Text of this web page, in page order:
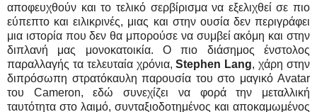
αποφευχθούν και το τελικό σερβίρισμα να εξελιχθεί σε πιο
εύπεπτο και ειλικρινές, μιας και στην ουσία δεν περιγράφει
μια ιστορία που δεν θα μπορούσε να συμβεί ακόμη και στην
διπλανή μας μονοκατοικία. Ο πιο διάσημος ένστολος
παραλλαγής τα τελευταία χρόνια,Stephen Lang, χάρη στην
διπρόσωπη στρατόκαυλη παρουσία του στο μαγικό Avatar
του Cameron, εδώ συνεχίζει να φορά την μεταλλική
ταυτότητα στο λαιμό, συνταξιοδοτημένος και αποκαμωμένος